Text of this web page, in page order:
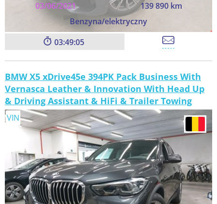
03/06/2021
139 890 km
Benzyna/elektryczny
03:49:05
BMW X5 xDrive45e 394PK Pack Business With
Vernasca Leather & Innovation With Head Up
& Driving Assistant & HiFi & Trailer Towing
VIN